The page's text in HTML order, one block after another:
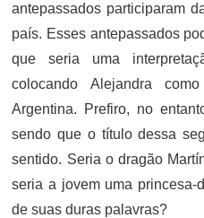
antepassados participaram
país. Esses antepassados
que seria uma
colocando Alejandra
Argentina. Prefiro, no
sendo que o título dessa
sentido. Seria o dragão
seria a jovem uma princesa-
de suas duras palavras?